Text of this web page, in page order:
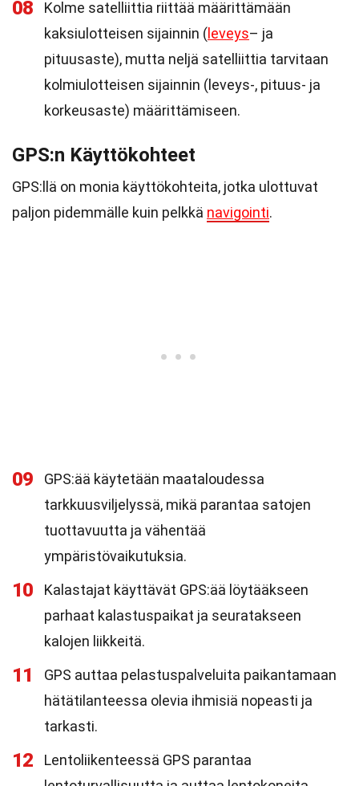
08
Kolme satelliittia riittää määrittämään
kaksiulotteisen sijainnin ( leveys– ja
pituusaste), mutta neljä satelliittia tarvitaan
kolmiulotteisen sijainnin (leveys-, pituus- ja
korkeusaste) määrittämiseen.
GPS:n Käyttökohteet
GPS:llä on monia käyttökohteita, jotka ulottuvat
paljon pidemmälle kuin pelkkä navigointi.
09
GPS:ää käytetään maataloudessa
tarkkuusviljelyssä, mikä parantaa satojen
tuottavuutta ja vähentää
ympäristövaikutuksia.
10
Kalastajat käyttävät GPS:ää löytääkseen
parhaat kalastuspaikat ja seuratakseen
kalojen liikkeitä.
11
GPS auttaa pelastuspalveluita paikantamaan
hätätilanteessa olevia ihmisiä nopeasti ja
tarkasti.
12
Lentoliikenteessä GPS parantaa